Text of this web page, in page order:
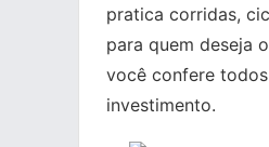
pratica corridas,
para quem deseja
você confere
investimento.